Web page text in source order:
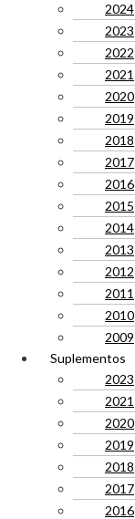
2024
2023
2022
2021
2020
2019
2018
2017
2016
2015
2014
2013
2012
2011
2010
2009
Suplementos
2023
2021
2020
2019
2018
2017
2016